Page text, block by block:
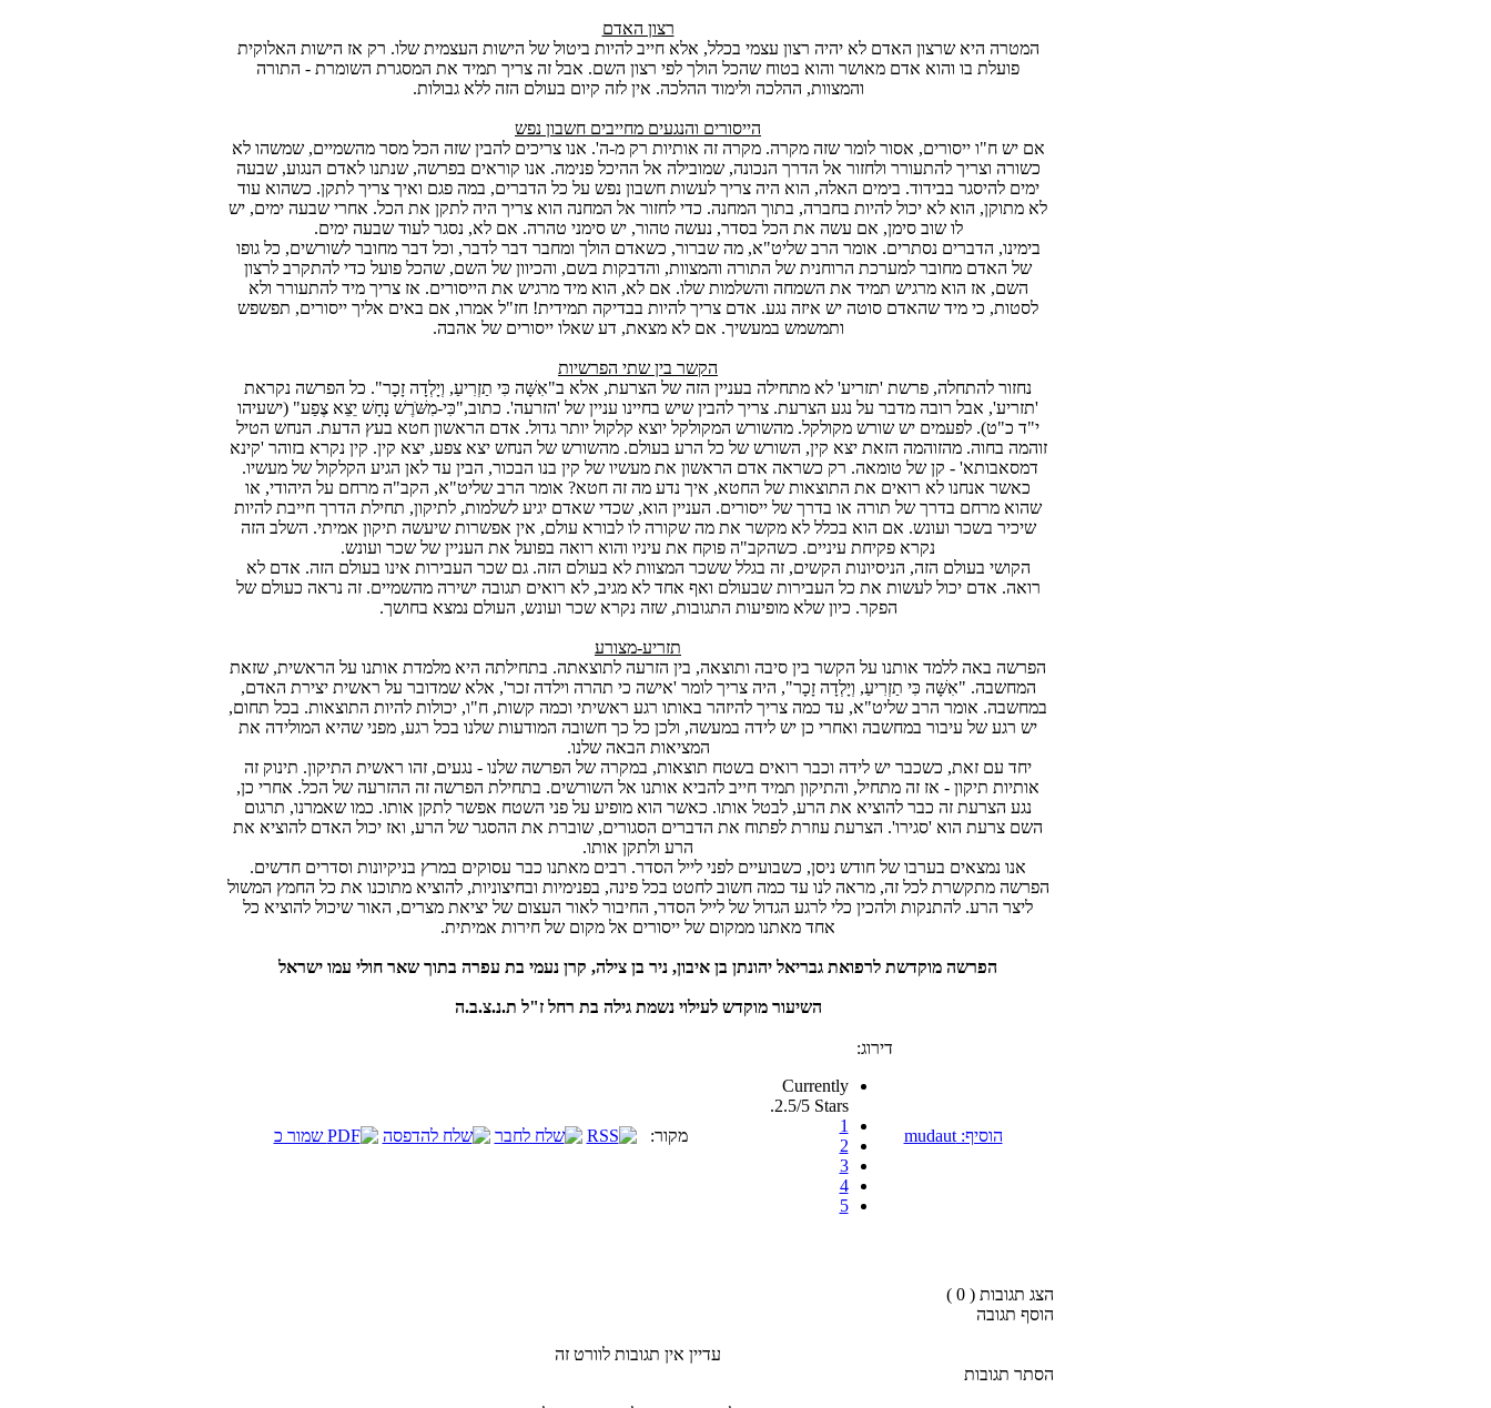
רצון האדם
המטרה היא שרצון האדם לא יהיה רצון עצמי בכלל, אלא חייב להיות ביטול של הישות העצמית שלו. רק אז הישות האלוקית
פועלת בו והוא אדם מאושר והוא בטוח שהכל הולך לפי רצון השם. אבל זה צריך תמיד את המסגרת השומרת - התורה
והמצוות, ההלכה ולימוד ההלכה. אין לזה קיום בעולם הזה ללא גבולות.
הייסורים והנגעים מחייבים חשבון נפש
אם יש ח"ו ייסורים, אסור לומר שזה מקרה. מקרה זה אותיות רק מ-ה'. אנו צריכים להבין שזה הכל מסר מהשמיים, שמשהו לא
כשורה וצריך להתעורר ולחזור אל הדרך הנכונה, שמובילה אל ההיכל פנימה. אנו קוראים בפרשה, שנתנו לאדם הנגוע, שבעה
ימים להיסגר בבידוד. בימים האלה, הוא היה צריך לעשות חשבון נפש על כל הדברים, במה פגם ואיך צריך לתקן. כשהוא עוד
לא מתוקן, הוא לא יכול להיות בחברה, בתוך המחנה. כדי לחזור אל המחנה הוא צריך היה לתקן את הכל. אחרי שבעה ימים, יש
לו שוב סימן, אם עשה את הכל בסדר, נעשה טהור, יש סימני טהרה. אם לא, נסגר לעוד שבעה ימים.
בימינו, הדברים נסתרים. אומר הרב שליט"א, מה שברור, כשאדם הולך ומחבר דבר לדבר, וכל דבר מחובר לשורשים, כל גופו
של האדם מחובר למערכת הרוחנית של התורה והמצוות, והדבקות בשם, והכיוון של השם, שהכל פועל כדי להתקרב לרצון
השם, אז הוא מרגיש תמיד את השמחה והשלמות שלו. אם לא, הוא מיד מרגיש את הייסורים. אז צריך מיד להתעורר ולא
לסטות, כי מיד שהאדם סוטה יש איזה נגע. אדם צריך להיות בבדיקה תמידית! חז"ל אמרו, אם באים אליך ייסורים, תפשפש
ותמשמש במעשיך. אם לא מצאת, דע שאלו ייסורים של אהבה.
הקשר בין שתי הפרשיות
נחזור להתחלה, פרשת 'תזריע' לא מתחילה בעניין הזה של הצרעת, אלא ב"אִשָּׁה כִּי תַזְרִיעַ, וְיָלְדָה זָכָר". כל הפרשה נקראת
'תזריע', אבל רובה מדבר על נגע הצרעת. צריך להבין שיש בחיינו עניין של 'הזרעה'. כתוב,"כִּי-מִשֹּׁרֶשׁ נָחָשׁ יֵצֵא צֶפַע" (ישעיהו
י"ד כ"ט). לפעמים יש שורש מקולקל. מהשורש המקולקל יוצא קלקול יותר גדול. אדם הראשון חטא בעץ הדעת. הנחש הטיל
זוהמה בחוה. מהזוהמה הזאת יצא קין, השורש של כל הרע בעולם. מהשורש של הנחש יצא צפע, יצא קין. קין נקרא בזוהר 'קינא
דמסאבותא' - קן של טומאה. רק כשראה אדם הראשון את מעשיו של קין בנו הבכור, הבין עד לאן הגיע הקלקול של מעשיו.
כאשר אנחנו לא רואים את התוצאות של החטא, איך נדע מה זה חטא? אומר הרב שליט"א, הקב"ה מרחם על היהודי, או
שהוא מרחם בדרך של תורה או בדרך של ייסורים. העניין הוא, שכדי שאדם יגיע לשלמות, לתיקון, תחילת הדרך חייבת להיות
שיכיר בשכר ועונש. אם הוא בכלל לא מקשר את מה שקורה לו לבורא עולם, אין אפשרות שיעשה תיקון אמיתי. השלב הזה
נקרא פקיחת עיניים. כשהקב"ה פוקח את עיניו והוא רואה בפועל את העניין של שכר ועונש.
הקושי בעולם הזה, הניסיונות הקשים, זה בגלל ששכר המצוות לא בעולם הזה. גם שכר העבירות אינו בעולם הזה. אדם לא
רואה. אדם יכול לעשות את כל העבירות שבעולם ואף אחד לא מגיב, לא רואים תגובה ישירה מהשמיים. זה נראה כעולם של
הפקר. כיון שלא מופיעות התגובות, שזה נקרא שכר ועונש, העולם נמצא בחושך.
תזריע-מצורע
הפרשה באה ללמד אותנו על הקשר בין סיבה ותוצאה, בין הזרעה לתוצאתה. בתחילתה היא מלמדת אותנו על הראשית, שזאת
המחשבה. "אִשָּׁה כִּי תַזְרִיעַ, וְיָלְדָה זָכָר", היה צריך לומר 'אישה כי תהרה וילדה זכר', אלא שמדובר על ראשית יצירת האדם,
במחשבה. אומר הרב שליט"א, עד כמה צריך להיזהר באותו רגע ראשיתי וכמה קשות, ח"ו, יכולות להיות התוצאות. בכל תחום,
יש רגע של עיבור במחשבה ואחרי כן יש לידה במעשה, ולכן כל כך חשובה המודעות שלנו בכל רגע, מפני שהיא המולידה את
המציאות הבאה שלנו.
יחד עם זאת, כשכבר יש לידה וכבר רואים בשטח תוצאות, במקרה של הפרשה שלנו - נגעים, זהו ראשית התיקון. תינוק זה
אותיות תיקון - אז זה מתחיל, והתיקון תמיד חייב להביא אותנו אל השורשים. בתחילת הפרשה זה ההזרעה של הכל. אחרי כן,
נגע הצרעת זה כבר להוציא את הרע, לבטל אותו. כאשר הוא מופיע על פני השטח אפשר לתקן אותו. כמו שאמרנו, תרגום
השם צרעת הוא 'סגירו'. הצרעת עוזרת לפתוח את הדברים הסגורים, שוברת את ההסגר של הרע, ואז יכול האדם להוציא את
הרע ולתקן אותו.
אנו נמצאים בערבו של חודש ניסן, כשבועיים לפני לייל הסדר. רבים מאתנו כבר עסוקים במרץ בניקיונות וסדרים חדשים.
הפרשה מתקשרת לכל זה, מראה לנו עד כמה חשוב לחטט בכל פינה, בפנימיות ובחיצוניות, להוציא מתוכנו את כל החמץ המשול
ליצר הרע. להתנקות ולהכין כלי לרגע הגדול של לייל הסדר, החיבור לאור העצום של יציאת מצרים, האור שיכול להוציא כל
אחד מאתנו ממקום של ייסורים אל מקום של חירות אמיתית.
הפרשה מוקדשת לרפואת גבריאל יהונתן בן איבון, ניר בן צילה, קרן נעמי בת עפרה בתוך שאר חולי עמו ישראל
השיעור מוקדש לעילוי נשמת גילה בת רחל ז"ל ת.נ.צ.ב.ה
הוסיף: mudaut
דירוג:
Currently
2.5/5 Stars.
1
2
3
4
5
מקור:
הצג תגובות ( 0 )
הוסף תגובה
עדיין אין תגובות לוורט זה
הסתר תגובות